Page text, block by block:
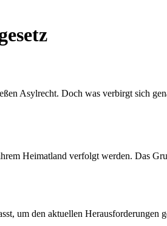
Asylrecht. Doch was verbirgt sich
Heimatland verfolgt werden. Das
um den aktuellen Herausforderungen